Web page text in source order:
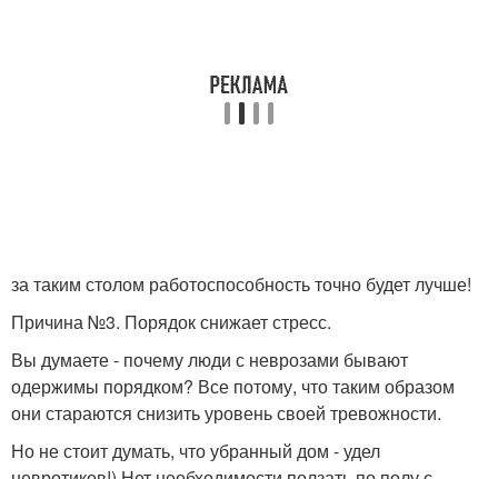
за таким столом работоспособность точно будет лучше!
Причина №3. Порядок снижает стресс.
Вы думаете - почему люди с неврозами бывают
одержимы порядком? Все потому, что таким образом
они стараются снизить уровень своей тревожности.
Но не стоит думать, что убранный дом - удел